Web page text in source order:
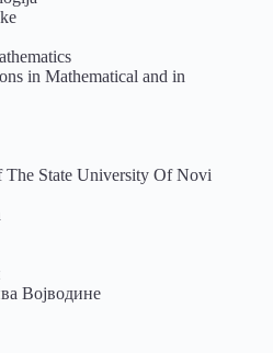
in Mathematical and in
The State University Of Novi
Војводине